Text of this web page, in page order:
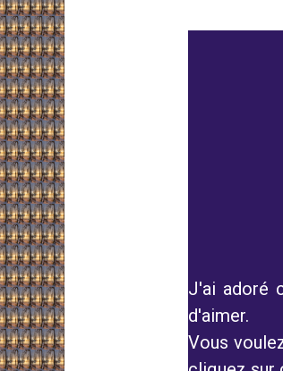
J'ai adoré
d'aimer.
Vous